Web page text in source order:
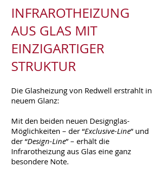
INFRAROTHEIZUNG
AUS GLAS MIT
EINZIGARTIGER
STRUKTUR
Die Glasheizung von Redwell erstrahlt in
neuem Glanz:
Mit den beiden neuen Designglas-
Möglichkeiten – der “Exclusive-Line” und
der “Design-Line” – erhält die
Infrarotheizung aus Glas eine ganz
besondere Note.